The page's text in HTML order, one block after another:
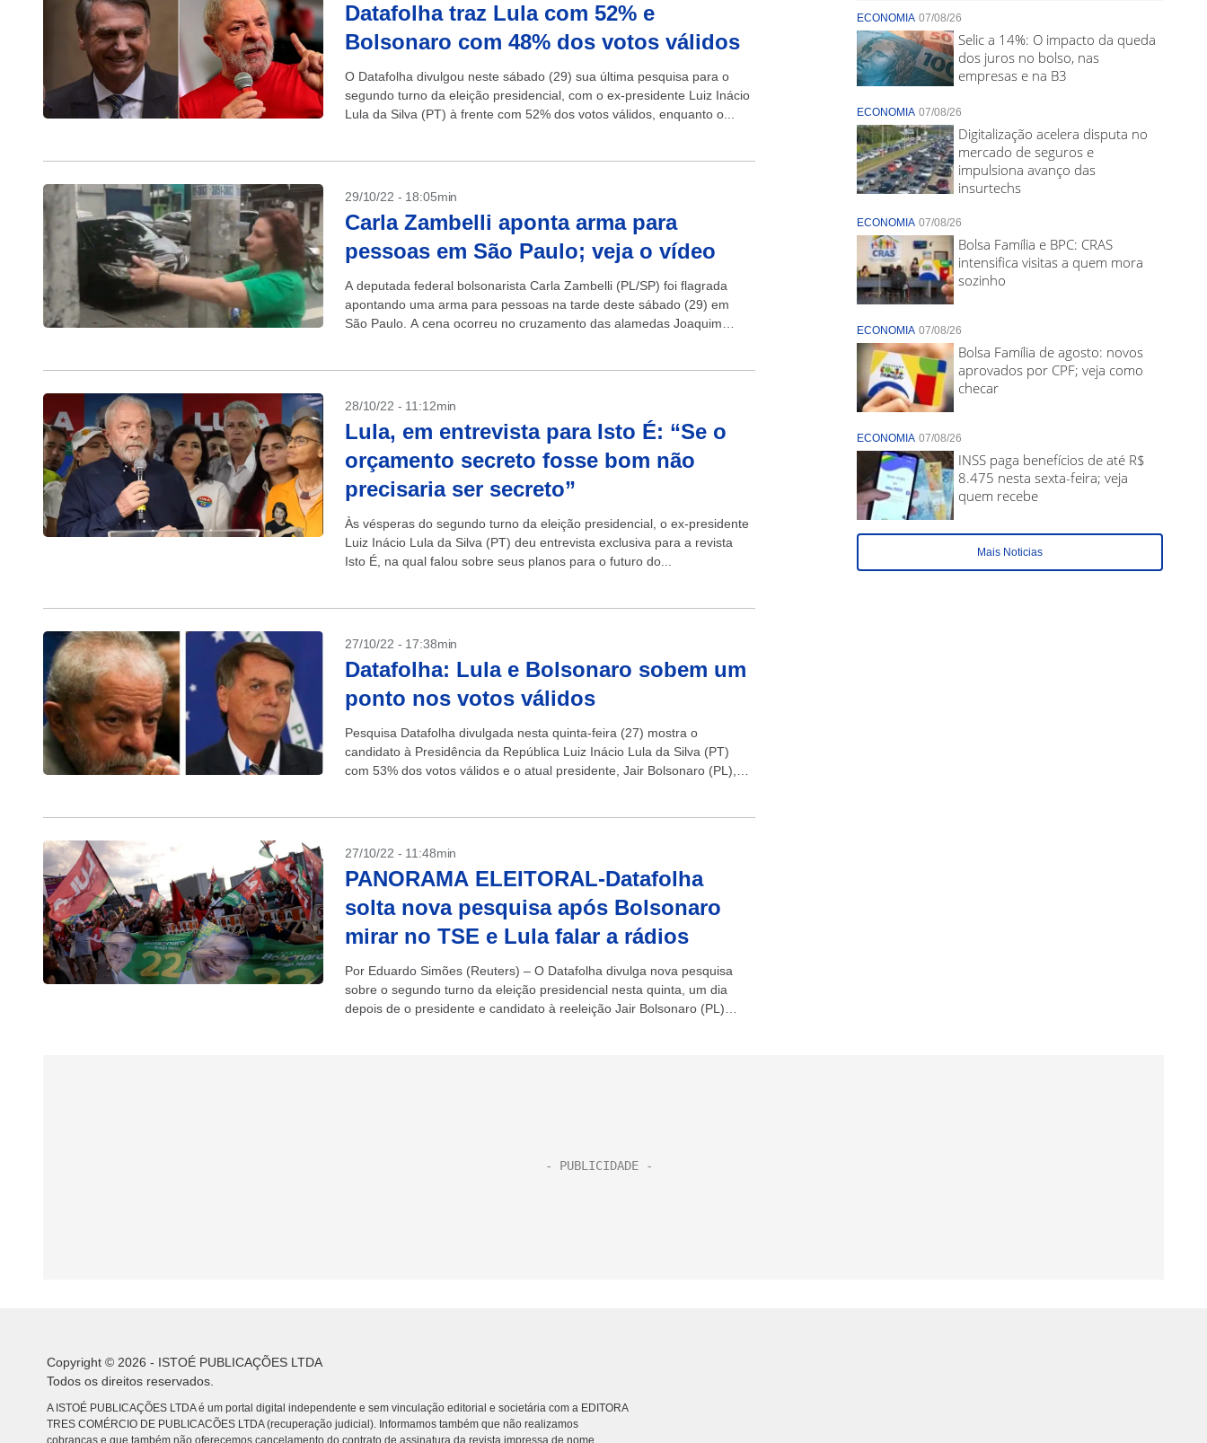
Datafolha traz Lula com 52% e
Bolsonaro com 48% dos votos válidos
O Datafolha divulgou neste sábado (29) sua última pesquisa para o
segundo turno da eleição presidencial, com o ex-presidente Luiz Inácio
Lula da Silva (PT) à frente com 52% dos votos válidos, enquanto o...
29/10/22 - 18:05min
Carla Zambelli aponta arma para
pessoas em São Paulo; veja o vídeo
A deputada federal bolsonarista Carla Zambelli (PL/SP) foi flagrada
apontando uma arma para pessoas na tarde deste sábado (29) em
São Paulo. A cena ocorreu no cruzamento das alamedas Joaquim
28/10/22 - 11:12min
Lula, em entrevista para Isto É: “Se o
orçamento secreto fosse bom não
precisaria ser secreto”
Às vésperas do segundo turno da eleição presidencial, o ex-presidente
Luiz Inácio Lula da Silva (PT) deu entrevista exclusiva para a revista
Isto É, na qual falou sobre seus planos para o futuro do...
27/10/22 - 17:38min
Datafolha: Lula e Bolsonaro sobem um
ponto nos votos válidos
Pesquisa Datafolha divulgada nesta quinta-feira (27) mostra o
candidato à Presidência da República Luiz Inácio Lula da Silva (PT)
com 53% dos votos válidos e o atual presidente, Jair Bolsonaro (PL),
27/10/22 - 11:48min
PANORAMA ELEITORAL-Datafolha
solta nova pesquisa após Bolsonaro
mirar no TSE e Lula falar a rádios
Por Eduardo Simões (Reuters) – O Datafolha divulga nova pesquisa
sobre o segundo turno da eleição presidencial nesta quinta, um dia
depois de o presidente e candidato à reeleição Jair Bolsonaro (PL)
ECONOMIA 07/08/26
Selic a 14%: O impacto da queda
dos juros no bolso, nas
empresas e na B3
ECONOMIA 07/08/26
Digitalização acelera disputa no
mercado de seguros e
impulsiona avanço das
insurtechs
ECONOMIA 07/08/26
Bolsa Família e BPC: CRAS
intensifica visitas a quem mora
sozinho
ECONOMIA 07/08/26
Bolsa Família de agosto: novos
aprovados por CPF; veja como
checar
ECONOMIA 07/08/26
INSS paga benefícios de até R$
8.475 nesta sexta-feira; veja
quem recebe
Mais Noticias
Copyright © 2026 - ISTOÉ PUBLICAÇÕES LTDA
Todos os direitos reservados.
A ISTOÉ PUBLICAÇÕES LTDA é um portal digital independente e sem vinculação editorial e societária com a EDITORA
TRES COMÉRCIO DE PUBLICACÕES LTDA (recuperação judicial). Informamos também que não realizamos
cobranças e que também não oferecemos cancelamento do contrato de assinatura da revista impressa de nome